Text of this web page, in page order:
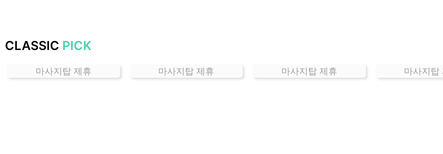
가
격
CLASSIC PICK
마사지탑 제휴 마사지탑 제휴 마사지탑 제휴 마사지탑